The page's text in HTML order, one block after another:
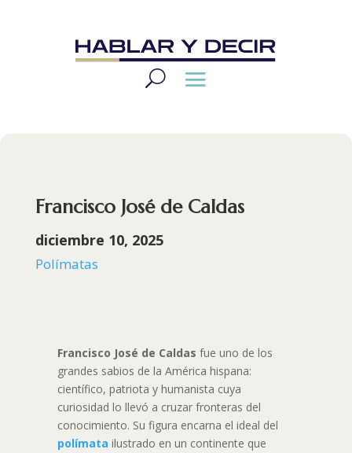
Francisco José de Caldas
diciembre 10, 2025
Polímatas
Francisco José de Caldas fue uno de los
grandes sabios de la América hispana:
científico, patriota y humanista cuya
curiosidad lo llevó a cruzar fronteras del
conocimiento. Su figura encarna el ideal del
polímata ilustrado en un continente que